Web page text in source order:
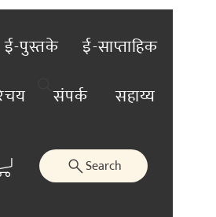
ई-पुस्तके
ई-साप्ताहिक
संपर्क सहाय्य
Search